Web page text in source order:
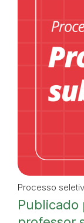
Processo
Publicado